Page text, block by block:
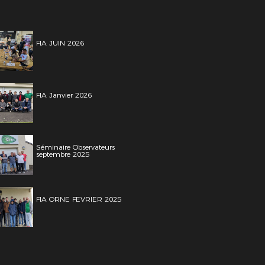
FIA JUIN 2026
FIA Janvier 2026
Séminaire Observateurs
septembre 2025
FIA ORNE FEVRIER 2025